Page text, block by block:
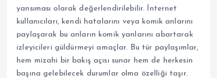
yansıması olarak değerlendirilebilir. İnternet
kullanıcıları, kendi hatalarını veya komik anlarını
paylaşarak bu anların komik yanlarını abartarak
izleyicileri güldürmeyi amaçlar. Bu tür paylaşımlar,
hem mizahi bir bakış açısı sunar hem de herkesin
başına gelebilecek durumlar olma özelliği taşır.